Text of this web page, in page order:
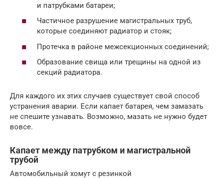
и патрубками батареи;
Частичное разрушение магистральных труб,
которые соединяют радиатор и стояк;
Протечка в районе межсекционных соединений;
Образование свища или трещины на одной из
секций радиатора.
Для каждого их этих случаев существует свой способ
устранения аварии. Если капает батарея, чем замазать
не спешите узнавать. Возможно, мазать не нужно будет
вовсе.
Капает между патрубком и магистральной
трубой
Автомобильный хомут с резинкой